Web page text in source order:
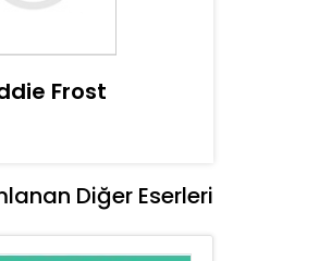
Frost
Diğer Eserleri